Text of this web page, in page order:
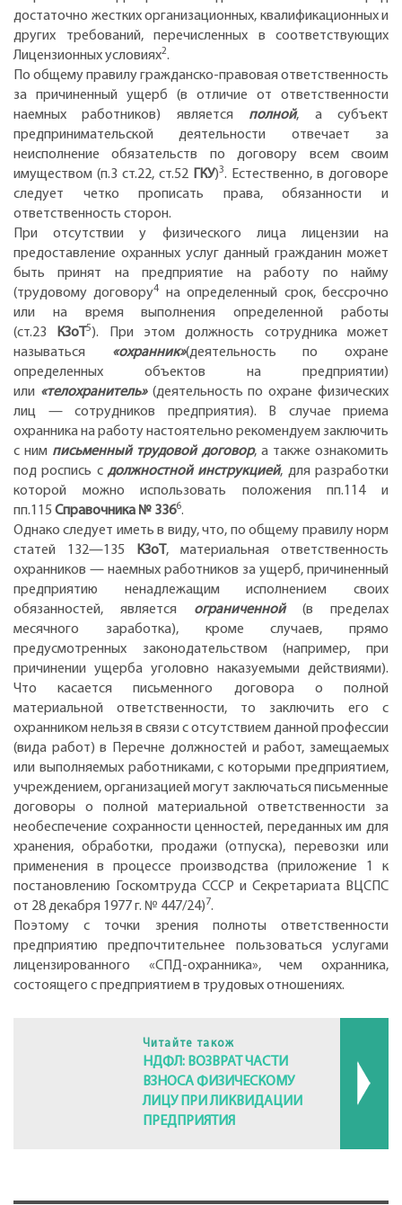
достаточно жестких организационных, квалификационных и
других требований, перечисленных в соответствующих
Лицензионных условиях2.
По общему правилу гражданско-правовая ответственность
за причиненный ущерб (в отличие от ответственности
наемных работников) является полной, а субъект
предпринимательской деятельности отвечает за
неисполнение обязательств по договору всем своим
имуществом (п.3 ст.22, ст.52
ГКУ)3. Естественно, в договоре
следует четко прописать права, обязанности и
ответственность сторон.
При отсутствии у физического лица лицензии на
предоставление охранных услуг данный гражданин может
быть принят на предприятие на работу по найму
(трудовому договору4
на определенный срок, бессрочно
или на время выполнения определенной работы
(ст.23
КЗоТ5). При этом должность сотрудника может
называться «охранник»(деятельность по охране
определенных объектов на предприятии)
или «телохранитель»(деятельность по охране физических
лиц — сотрудников предприятия). В случае приема
охранника на работу настоятельно рекомендуем заключить
с ним письменный трудовой договор, а также ознакомить
под роспись с должностной инструкцией, для разработки
которой можно использовать положения пп.114 и
пп.115 Справочника № 3366.
Однако следует иметь в виду, что, по общему правилу норм
статей 132—135
КЗоТ , материальная ответственность
охранников — наемных работников за ущерб, причиненный
предприятию ненадлежащим исполнением своих
обязанностей, является ограниченной(в пределах
месячного заработка), кроме случаев, прямо
предусмотренных законодательством (например, при
причинении ущерба уголовно наказуемыми действиями).
Что касается письменного договора о полной
материальной ответственности, то заключить его с
охранником нельзя в связи с отсутствием данной профессии
(вида работ) в Перечне должностей и работ, замещаемых
или выполняемых работниками, с которыми предприятием,
учреждением, организацией могут заключаться письменные
договоры о полной материальной ответственности за
необеспечение сохранности ценностей, переданных им для
хранения, обработки, продажи (отпуска), перевозки или
применения в процессе производства (приложение 1 к
постановлению Госкомтруда СССР и Секретариата ВЦСПС
от 28 декабря 1977 г. № 447/24)7.
Поэтому с точки зрения полноты ответственности
предприятию предпочтительнее пользоваться услугами
лицензированного «СПД-охранника», чем охранника,
состоящего с предприятием в трудовых отношениях.
Читайте також
НДФЛ: ВОЗВРАТ ЧАСТИ
ВЗНОСА ФИЗИЧЕСКОМУ
ЛИЦУ ПРИ ЛИКВИДАЦИИ
ПРЕДПРИЯТИЯ